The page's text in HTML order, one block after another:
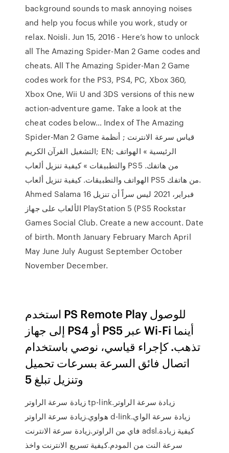
background sounds to mask annoying noises
and help you focus while you work, study or
relax. Noisli. Jun 15, 2016 - Here’s how to unlock
all The Amazing Spider-Man 2 Game codes and
cheats. All The Amazing Spider-Man 2 Game
codes work for the PS3, PS4, PC, Xbox 360,
Xbox One, Wii U and 3DS versions of this new
action-adventure game. Take a look at the
cheat codes below… Index of The Amazing
Spider-Man 2 Game قياس سرعة الانترنت ; أنظمة
التشغيل القرآن الكريم; EN; الرئيسية » الهواتف
والتطبيقات » كيفية تنزيل ألعاب PS5 من هاتفك.
الهواتف والتطبيقات. كيفية تنزيل ألعاب PS5 من هاتفك.
Ahmed Salama 16 فبراير، 2021 ليس سراً أن تنزيل
الألعاب على جهاز PlayStation 5 (PS5 Rockstar
Games Social Club. Create a new account. Date
of birth. Month January February March April
May June July August September October
November December.
استخدم PS Remote Play للوصول
إلى جهاز PS4 أو PS5 عبر Wi-Fi أينما
تذهب. كإجراء قياسي، نوصي باستخدام
اتصال فائق السرعة بسرعات تحميل
زيادة سرعة الراوتر tp-link.زيادة سرعة الراوتر
هواوي.زيادة سرعة الراوتر d-link.زيادة سرعة الواي
فاي من الراوتر.زيادة سرعة الانترنت adsl.كيفية زيادة
سرعة النت من المودم.كيفية تسريع الانترنت واخذ